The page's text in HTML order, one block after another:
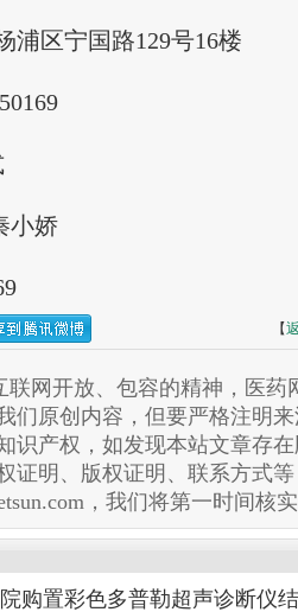
区宁国路129号16楼
娇
【
联网开放、包容的精神，医药
们原创内容，但要严格注明
识产权，如发现本站文章存
证明、版权证明、联系方式
，我们将第一时间核
购置彩色多普勒超声诊断仪